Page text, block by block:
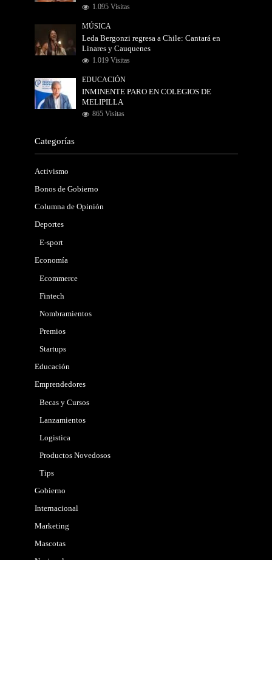
1.095 Visitas
MÚSICA
Leda Bergonzi regresa a Chile: Cantará en
Linares y Cauquenes
1.019 Visitas
EDUCACIÓN
INMINENTE PARO EN COLEGIOS DE
MELIPILLA
865 Visitas
Categorías
Activismo
Bonos de Gobierno
Columna de Opinión
Deportes
E-sport
Economía
Ecommerce
Fintech
Nombramientos
Premios
Startups
Educación
Emprendedores
Becas y Cursos
Lanzamientos
Logistica
Productos Novedosos
Tips
Gobierno
Internacional
Marketing
Mascotas
Nacional